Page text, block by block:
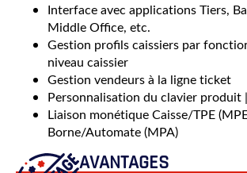
Interface avec applications Tiers,
Middle Office, etc.
Gestion profils caissiers par
niveau caissier
Gestion vendeurs à la ligne ticket
Personnalisation du clavier produit
Liaison monétique Caisse/TPE
Borne/Automate (MPA)
AVANTAGES